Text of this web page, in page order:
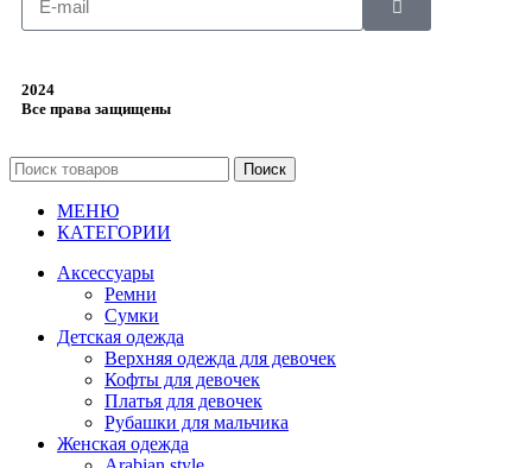
2024
Все права защищены
Поиск
МЕНЮ
КАТЕГОРИИ
Аксессуары
Ремни
Сумки
Детская одежда
Верхняя одежда для девочек
Кофты для девочек
Платья для девочек
Рубашки для мальчика
Женская одежда